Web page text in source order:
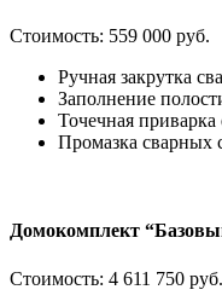
Стоимость: 559 000 руб.
Ручная закрутка
Заполнение
Точечная
Промазка сварных
Домокомплект
Стоимость: 4 611 750 руб.